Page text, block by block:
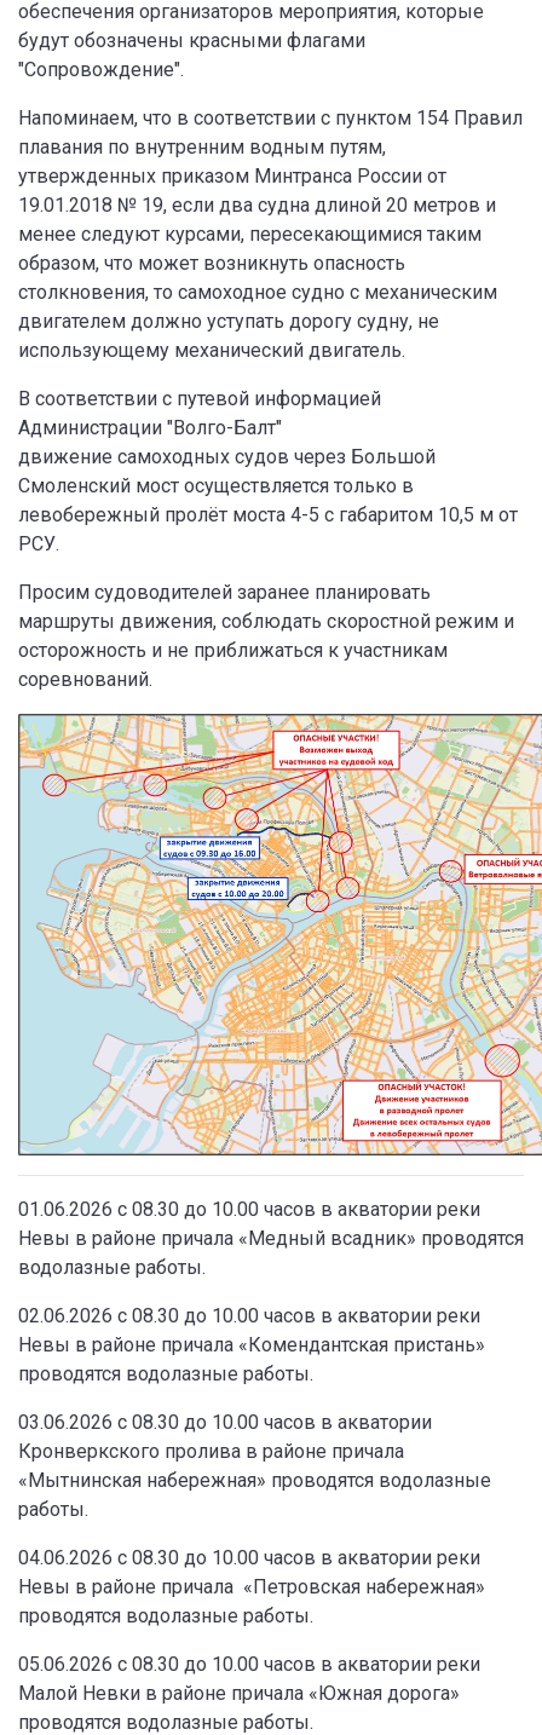
обеспечения организаторов мероприятия, которые
будут обозначены красными флагами
"Сопровождение".
Напоминаем, что в соответствии с пунктом 154 Правил
плавания по внутренним водным путям,
утвержденных приказом Минтранса России от
19.01.2018 № 19, если два судна длиной 20 метров и
менее следуют курсами, пересекающимися таким
образом, что может возникнуть опасность
столкновения, то самоходное судно с механическим
двигателем должно уступать дорогу судну, не
использующему механический двигатель.
В соответствии с путевой информацией
Администрации "Волго-Балт"
движение самоходных судов через Большой
Смоленский мост осуществляется только в
левобережный пролёт моста 4-5 с габаритом 10,5 м от
РСУ.
Просим судоводителей заранее планировать
маршруты движения, соблюдать скоростной режим и
осторожность и не приближаться к участникам
соревнований.
01.06.2026 с 08.30 до 10.00 часов в акватории реки
Невы в районе причала «Медный всадник» проводятся
водолазные работы.
02.06.2026 с 08.30 до 10.00 часов в акватории реки
Невы в районе причала «Комендантская пристань»
проводятся водолазные работы.
03.06.2026 с 08.30 до 10.00 часов в акватории
Кронверкского пролива в районе причала
«Мытнинская набережная» проводятся водолазные
работы.
04.06.2026 с 08.30 до 10.00 часов в акватории реки
Невы в районе причала «Петровская набережная»
проводятся водолазные работы.
05.06.2026 с 08.30 до 10.00 часов в акватории реки
Малой Невки в районе причала «Южная дорога»
проводятся водолазные работы.